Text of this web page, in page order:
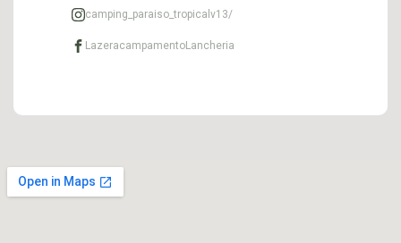
camping_paraiso_tropicalv13/
LazeracampamentoLancheria